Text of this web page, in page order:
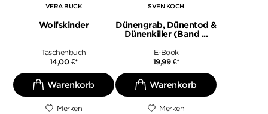
VERA BUCK
Wolfskinder
Taschenbuch
14,00 €*
Merken
SVEN KOCH
Dünengrab, Dünentod &
Dünenkiller (Band ...
E-Book
19,99 €*
Merken